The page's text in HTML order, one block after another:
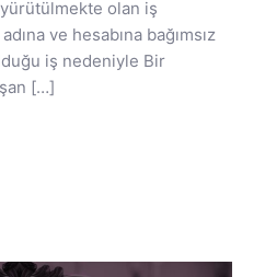
olan iş
ve hesabına bağımsız
iş nedeniyle Bir
[…]